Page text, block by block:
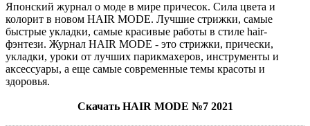
Японский журнал о моде в мире причесок. Сила цвета и
колорит в новом HAIR MODE. Лучшие стрижки, самые
быстрые укладки, самые красивые работы в стиле hair-
фэнтези. Журнал HAIR MODE - это стрижки, прически,
укладки, уроки от лучших парикмахеров, инструменты и
аксессуары, а еще самые современные темы красоты и
здоровья.
Скачать HAIR MODE №7 2021